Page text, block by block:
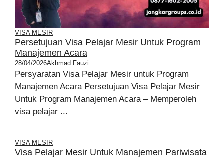
VISA MESIR
Persetujuan Visa Pelajar Mesir Untuk Program
Manajemen Acara
28/04/2026Akhmad Fauzi
Persyaratan Visa Pelajar Mesir untuk Program
Manajemen Acara Persetujuan Visa Pelajar Mesir
Untuk Program Manajemen Acara – Memperoleh
visa pelajar ...
VISA MESIR
Visa Pelajar Mesir Untuk Manajemen Pariwisata